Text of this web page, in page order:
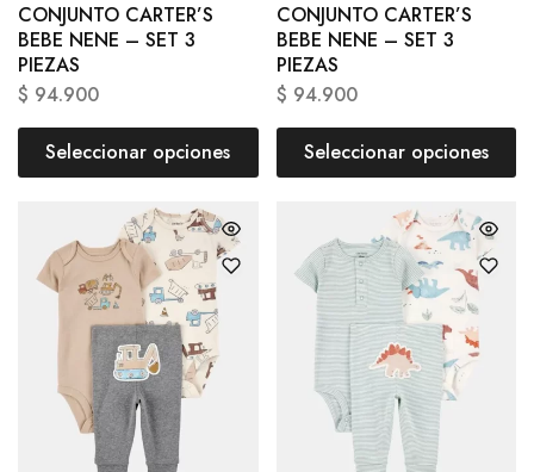
CONJUNTO CARTER’S
BEBE NENE – SET 3
PIEZAS
$ 94.900
Seleccionar opciones
CONJUNTO CARTER’S
BEBE NENE – SET 3
PIEZAS
$ 94.900
Seleccionar opciones